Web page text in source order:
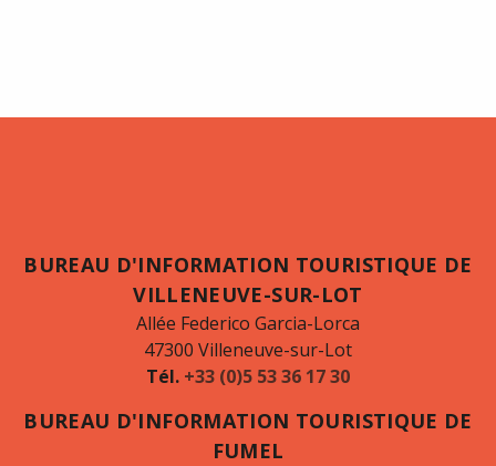
BUREAU D'INFORMATION TOURISTIQUE DE
VILLENEUVE-SUR-LOT
Allée Federico Garcia-Lorca
47300 Villeneuve-sur-Lot
Tél. +33 (0)5 53 36 17 30
BUREAU D'INFORMATION TOURISTIQUE DE
FUMEL